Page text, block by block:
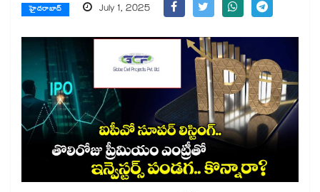
హైదరాబాద్ July 1, 2025